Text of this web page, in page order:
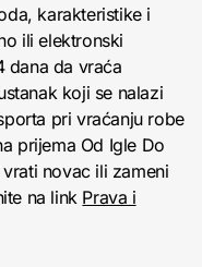
karakteristike i
ili elektronski
dana da vraća
koji se nalazi
pri vraćanju robe
prijema Od Igle Do
novac ili zameni
na link Prava i